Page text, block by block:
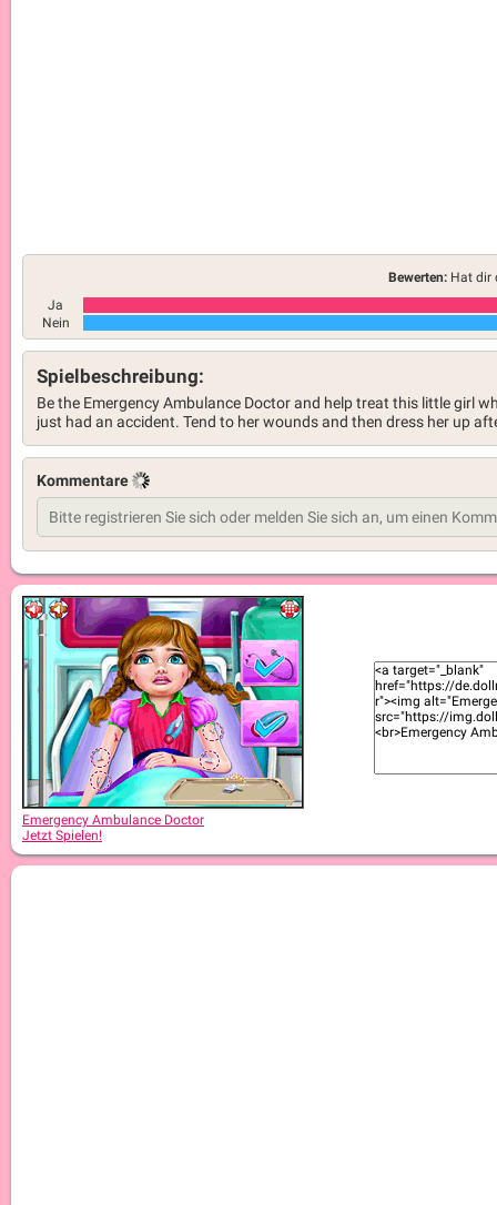
Bewerten: Hat dir
Ja
Nein
Spielbeschreibung:
Be the Emergency Ambulance Doctor and help treat this little girl
just had an accident. Tend to her wounds and then dress her up
Kommentare
Emergency Ambulance Doctor
Jetzt Spielen!